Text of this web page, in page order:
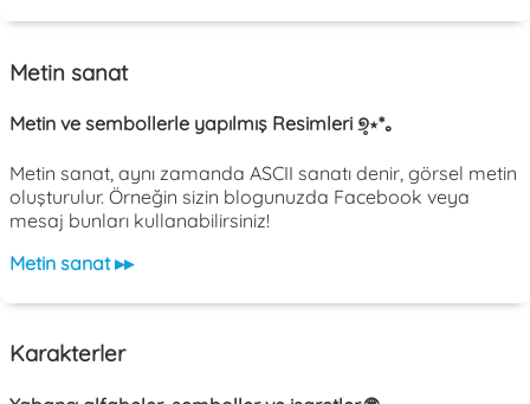
Metin sanat
Metin ve sembollerle yapılmış Resimleri ୭̥⋆*｡
Metin sanat, aynı zamanda ASCII sanatı denir, görsel metin
oluşturulur. Örneğin sizin blogunuzda Facebook veya
mesaj bunları kullanabilirsiniz!
Metin sanat ▸▸
Karakterler